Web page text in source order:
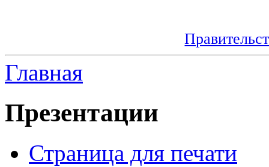
Главная
Презентации
Страница для печати